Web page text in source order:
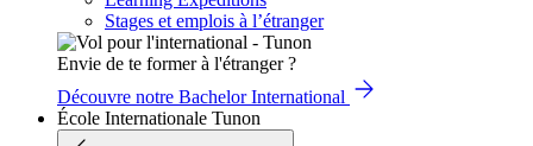
Stages et emplois à l’étranger
Envie de te former à l'étranger ?
Découvre notre Bachelor International
École Internationale Tunon